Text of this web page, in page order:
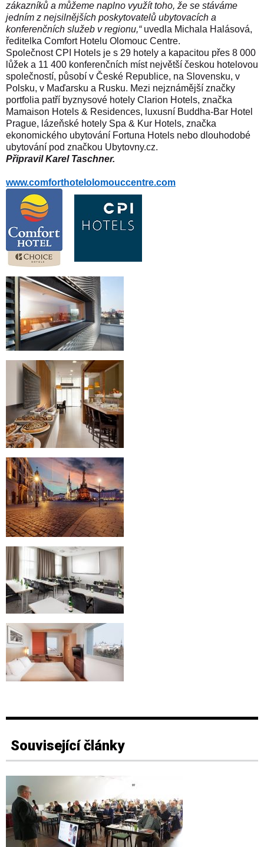
zákazníků a můžeme naplno využít toho, že se stáváme
jedním z nejsilnějších poskytovatelů ubytovacích a
konferenčních služeb v regionu,“uvedla Michala Halásová,
ředitelka Comfort Hotelu Olomouc Centre.
Společnost CPI Hotels je s 29 hotely a kapacitou přes 8 000
lůžek a 11 400 konferenčních míst největší českou hotelovou
společností, působí v České Republice, na Slovensku, v
Polsku, v Maďarsku a Rusku. Mezi nejznámější značky
portfolia patří byznysové hotely Clarion Hotels, značka
Mamaison Hotels & Residences, luxusní Buddha-Bar Hotel
Prague, lázeňské hotely Spa & Kur Hotels, značka
ekonomického ubytování Fortuna Hotels nebo dlouhodobé
ubytování pod značkou Ubytovny.cz.
Připravil Karel Taschner.
www.comforthotelolomouccentre.com
Související články